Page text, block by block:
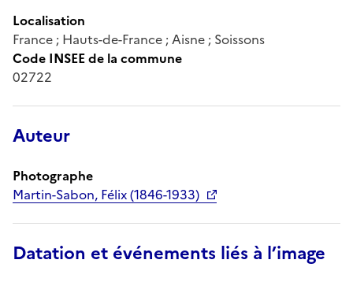
Localisation
France ; Hauts-de-France ; Aisne ; Soissons
Code INSEE de la commune
02722
Auteur
Photographe
Martin-Sabon, Félix (1846-1933)
Datation et événements liés à l’image